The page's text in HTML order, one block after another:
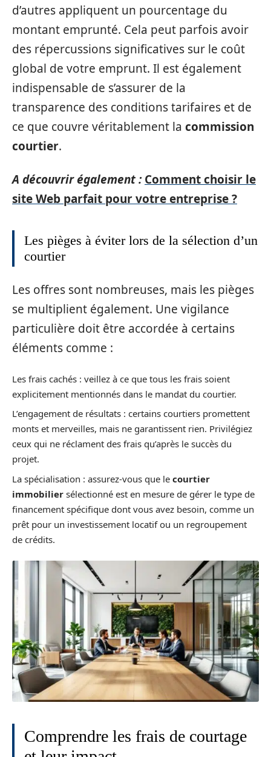
d’autres appliquent un pourcentage du
montant emprunté. Cela peut parfois avoir
des répercussions significatives sur le coût
global de votre emprunt. Il est également
indispensable de s’assurer de la
transparence des conditions tarifaires et de
ce que couvre véritablement la commission
courtier.
A découvrir également : Comment choisir le
site Web parfait pour votre entreprise ?
Les pièges à éviter lors de la sélection d’un
courtier
Les offres sont nombreuses, mais les pièges
se multiplient également. Une vigilance
particulière doit être accordée à certains
éléments comme :
Les frais cachés : veillez à ce que tous les frais soient
explicitement mentionnés dans le mandat du courtier.
L’engagement de résultats : certains courtiers promettent
monts et merveilles, mais ne garantissent rien. Privilégiez
ceux qui ne réclament des frais qu’après le succès du
projet.
La spécialisation : assurez-vous que le courtier
immobilier sélectionné est en mesure de gérer le type de
financement spécifique dont vous avez besoin, comme un
prêt pour un investissement locatif ou un regroupement
de crédits.
Comprendre les frais de courtage